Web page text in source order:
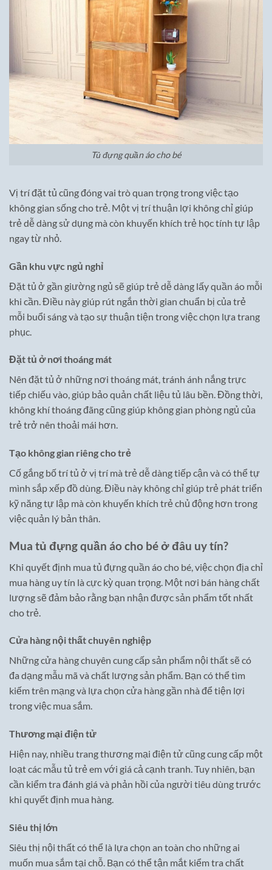
Tủ đựng quần áo cho bé
Vị trí đặt tủ cũng đóng vai trò quan trọng trong việc tạo
không gian sống cho trẻ. Một vị trí thuận lợi không chỉ giúp
trẻ dễ dàng sử dụng mà còn khuyến khích trẻ học tính tự lập
ngay từ nhỏ.
Gần khu vực ngủ nghỉ
Đặt tủ ở gần giường ngủ sẽ giúp trẻ dễ dàng lấy quần áo mỗi
khi cần. Điều này giúp rút ngắn thời gian chuẩn bị của trẻ
mỗi buổi sáng và tạo sự thuận tiện trong việc chọn lựa trang
phục.
Đặt tủ ở nơi thoáng mát
Nên đặt tủ ở những nơi thoáng mát, tránh ánh nắng trực
tiếp chiếu vào, giúp bảo quản chất liệu tủ lâu bền. Đồng thời,
không khí thoáng đãng cũng giúp không gian phòng ngủ của
trẻ trở nên thoải mái hơn.
Tạo không gian riêng cho trẻ
Cố gắng bố trí tủ ở vị trí mà trẻ dễ dàng tiếp cận và có thể tự
mình sắp xếp đồ dùng. Điều này không chỉ giúp trẻ phát triển
kỹ năng tự lập mà còn khuyến khích trẻ chủ động hơn trong
việc quản lý bản thân.
Mua tủ đựng quần áo cho bé ở đâu uy tín?
Khi quyết định mua tủ đựng quần áo cho bé, việc chọn địa chỉ
mua hàng uy tín là cực kỳ quan trọng. Một nơi bán hàng chất
lượng sẽ đảm bảo rằng bạn nhận được sản phẩm tốt nhất
cho trẻ.
Cửa hàng nội thất chuyên nghiệp
Những cửa hàng chuyên cung cấp sản phẩm nội thất sẽ có
đa dạng mẫu mã và chất lượng sản phẩm. Bạn có thể tìm
kiếm trên mạng và lựa chọn cửa hàng gần nhà để tiện lợi
trong việc mua sắm.
Thương mại điện tử
Hiện nay, nhiều trang thương mại điện tử cũng cung cấp một
loạt các mẫu tủ trẻ em với giá cả cạnh tranh. Tuy nhiên, bạn
cần kiểm tra đánh giá và phản hồi của người tiêu dùng trước
khi quyết định mua hàng.
Siêu thị lớn
Siêu thị nội thất có thể là lựa chọn an toàn cho những ai
muốn mua sắm tại chỗ. Bạn có thể tận mắt kiểm tra chất